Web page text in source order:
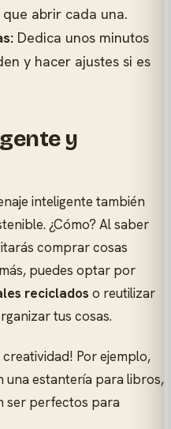
abrir cada una.
Dedica unos minutos
y hacer ajustes si es
y
inteligente también
¿Cómo? Al saber
comprar cosas
puedes optar por
reciclados o reutilizar
tus cosas.
Por ejemplo,
una estantería para libros,
ser perfectos para